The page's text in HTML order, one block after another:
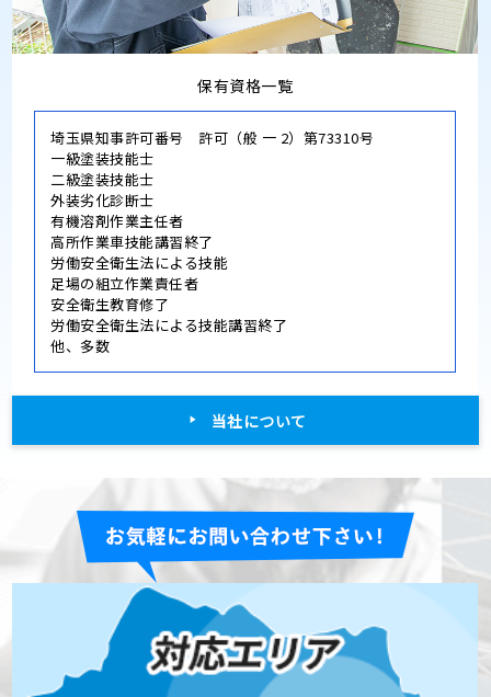
保有資格一覧
埼玉県知事許可番号 許可（般 一 2）第73310号
一級塗装技能士
二級塗装技能士
外装劣化診断士
有機溶剤作業主任者
高所作業車技能講習終了
労働安全衛生法による技能
足場の組立作業責任者
安全衛生教育修了
労働安全衛生法による技能講習終了
他、多数
当社について